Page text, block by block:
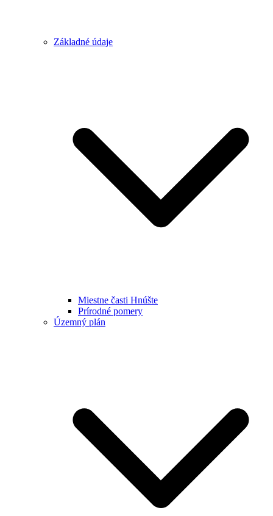
Základné údaje
Miestne časti Hnúšte
Prírodné pomery
Územný plán